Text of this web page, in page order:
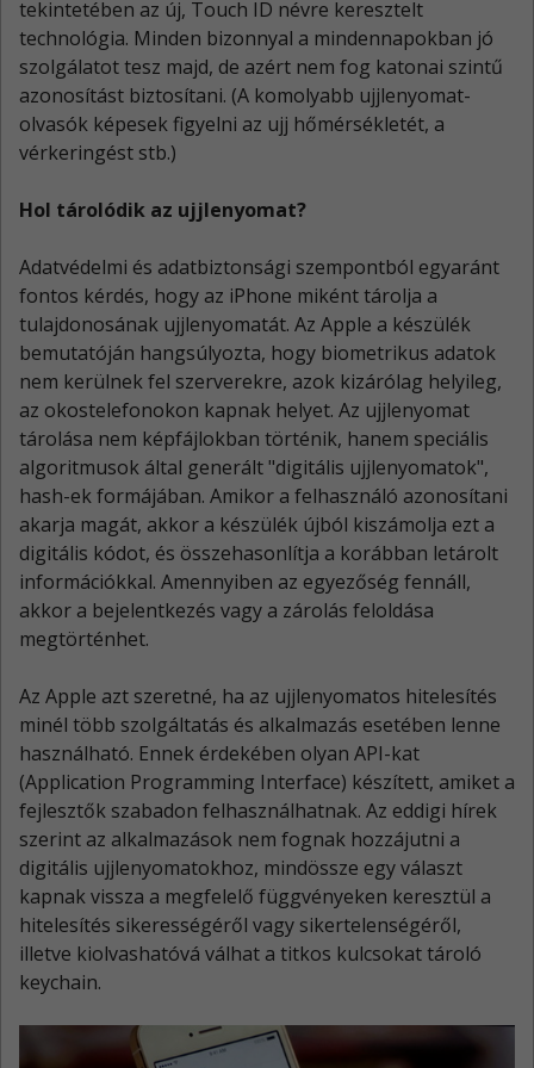
tekintetében az új, Touch ID névre keresztelt
technológia. Minden bizonnyal a mindennapokban jó
szolgálatot tesz majd, de azért nem fog katonai szintű
azonosítást biztosítani. (A komolyabb ujjlenyomat-
olvasók képesek figyelni az ujj hőmérsékletét, a
vérkeringést stb.)
Hol tárolódik az ujjlenyomat?
Adatvédelmi és adatbiztonsági szempontból egyaránt
fontos kérdés, hogy az iPhone miként tárolja a
tulajdonosának ujjlenyomatát. Az Apple a készülék
bemutatóján hangsúlyozta, hogy biometrikus adatok
nem kerülnek fel szerverekre, azok kizárólag helyileg,
az okostelefonokon kapnak helyet. Az ujjlenyomat
tárolása nem képfájlokban történik, hanem speciális
algoritmusok által generált "digitális ujjlenyomatok",
hash-ek formájában. Amikor a felhasználó azonosítani
akarja magát, akkor a készülék újból kiszámolja ezt a
digitális kódot, és összehasonlítja a korábban letárolt
információkkal. Amennyiben az egyezőség fennáll,
akkor a bejelentkezés vagy a zárolás feloldása
megtörténhet.
Az Apple azt szeretné, ha az ujjlenyomatos hitelesítés
minél több szolgáltatás és alkalmazás esetében lenne
használható. Ennek érdekében olyan API-kat
(Application Programming Interface) készített, amiket a
fejlesztők szabadon felhasználhatnak. Az eddigi hírek
szerint az alkalmazások nem fognak hozzájutni a
digitális ujjlenyomatokhoz, mindössze egy választ
kapnak vissza a megfelelő függvényeken keresztül a
hitelesítés sikerességéről vagy sikertelenségéről,
illetve kiolvashatóvá válhat a titkos kulcsokat tároló
keychain.